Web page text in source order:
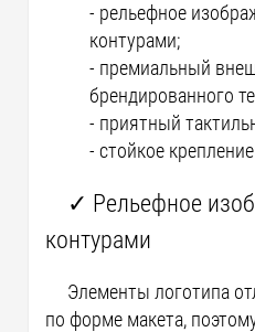
- рельефное
контурами;
- премиальный
брендированного
- приятный
- стойкое
✓ Рельефное
контурами
Элементы логотипа
по форме макета,